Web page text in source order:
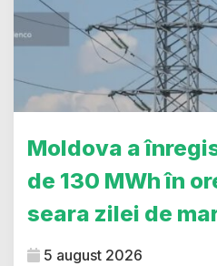
Moldova a
de 130 MWh în
seara zilei de
5 august 2026